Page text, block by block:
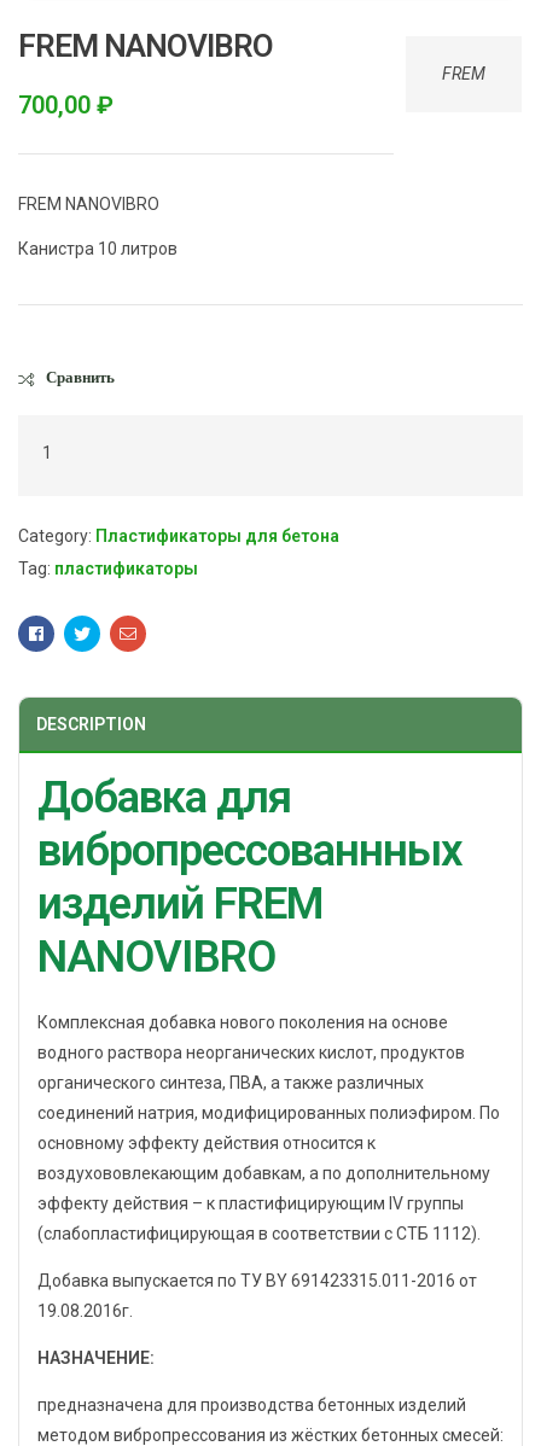
FREM
FREM NANOVIBRO
700,00 ₽
FREM NANOVIBRO
Канистра 10 литров
Сравнить
1
Category: Пластификаторы для бетона
Tag: пластификаторы
FacebookTwitterEmail
DESCRIPTION
Добавка для
вибропрессованнных
изделий FREM
NANOVIBRO
Комплексная добавка нового поколения на основе
водного раствора неорганических кислот, продуктов
органического синтеза, ПВА, а также различных
соединений натрия, модифицированных полиэфиром. По
основному эффекту действия относится к
воздухововлекающим добавкам, а по дополнительному
эффекту действия – к пластифицирующим IV группы
(слабопластифицирующая в соответствии с СТБ 1112).
Добавка выпускается по ТУ BY 691423315.011-2016 от
19.08.2016г.
НАЗНАЧЕНИЕ:
предназначена для производства бетонных изделий
методом вибропрессования из жёстких бетонных смесей: